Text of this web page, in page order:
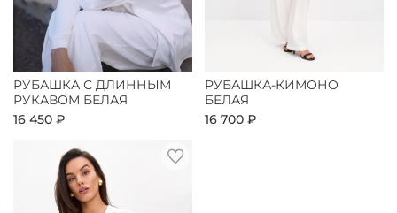
РУБАШКА С ДЛИННЫМ
РУКАВОМ БЕЛАЯ
16 450 ₽
РУБАШКА-КИМОНО
БЕЛАЯ
16 700 ₽